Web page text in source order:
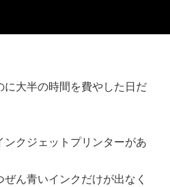
に大半の時間を費やした日だ
ンクジェットプリンターがあ
ん青いインクだけが出なく